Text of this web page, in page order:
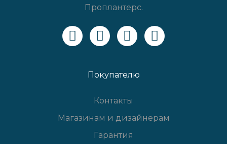
Проплантерс.
Покупателю
Контакты
Магазинам и дизайнерам
Гарантия